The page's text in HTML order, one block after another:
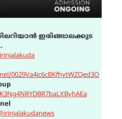
ഇരിങ്ങാലക്കുട
0029Va4ic6cBKfhytWZQed3O